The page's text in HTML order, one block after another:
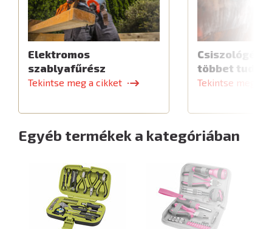
Elektromos
szablyafűrész
Tekintse meg a cikket
Csiszológép,
többet tud
Tekintse meg a
Egyéb termékek a kategóriában